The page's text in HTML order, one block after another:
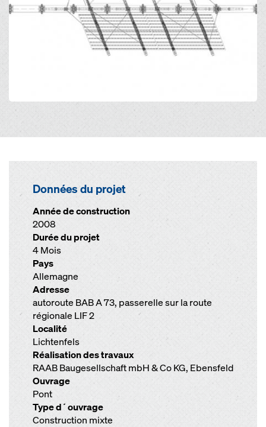
Données du projet
Année de construction
2008
Durée du projet
4 Mois
Pays
Allemagne
Adresse
autoroute BAB A 73, passerelle sur la route
régionale LIF 2
Localité
Lichtenfels
Réalisation des travaux
RAAB Baugesellschaft mbH & Co KG, Ebensfeld
Ouvrage
Pont
Type d´ouvrage
Construction mixte